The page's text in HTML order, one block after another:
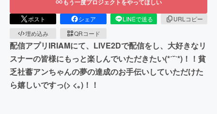
ポスト シェア LINEで送る
URLコピー
埋め込み
QRコード
配信アプリIRIAMにて、LIVE2Dで配信をし、大好きなリ
スナーの皆様にもっと楽しんでいただきたい(*ˊ˘ˋ*)！！貧
乏社蓄アンちゃんの夢の達成のお手伝いしていただけた
ら嬉しいですっ(> <｡)！！